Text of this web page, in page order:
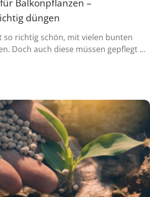
düngen
so richtig schön, mit vielen bunten
Doch auch diese müssen gepflegt ...